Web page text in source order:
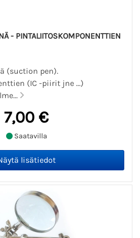
- PINTALIITOSKOMPONENTTIEN
(suction pen).
(IC -piirit jne ...)
7,00 €
Saatavilla